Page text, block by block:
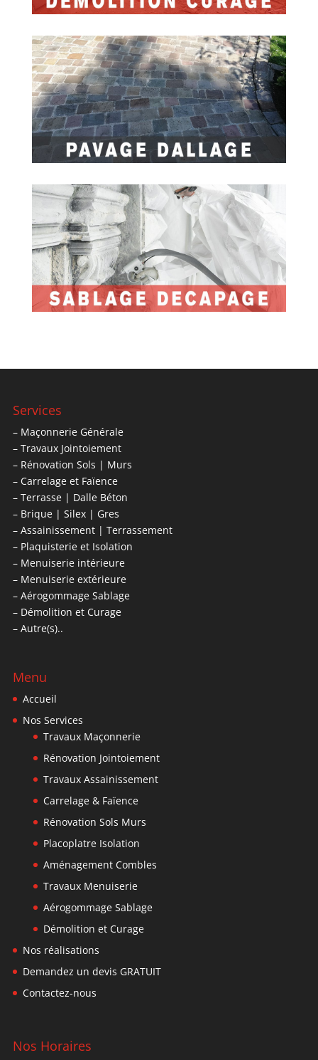
Services
– Maçonnerie Générale
– Travaux Jointoiement
– Rénovation Sols | Murs
– Carrelage et Faïence
– Terrasse | Dalle Béton
– Brique | Silex | Gres
– Assainissement | Terrassement
– Plaquisterie et Isolation
– Menuiserie intérieure
– Menuiserie extérieure
– Aérogommage Sablage
– Démolition et Curage
– Autre(s)..
Menu
Accueil
Nos Services
Travaux Maçonnerie
Rénovation Jointoiement
Travaux Assainissement
Carrelage & Faïence
Rénovation Sols Murs
Placoplatre Isolation
Aménagement Combles
Travaux Menuiserie
Aérogommage Sablage
Démolition et Curage
Nos réalisations
Demandez un devis GRATUIT
Contactez-nous
Nos Horaires